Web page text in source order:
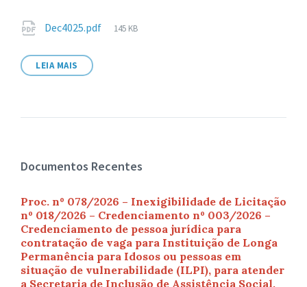
Anexos
Dec4025.pdf
Tamanho
145 KB
LEIA MAIS
Documentos Recentes
Proc. nº 078/2026 – Inexigibilidade de Licitação
nº 018/2026 – Credenciamento nº 003/2026 –
Credenciamento de pessoa jurídica para
contratação de vaga para Instituição de Longa
Permanência para Idosos ou pessoas em
situação de vulnerabilidade (ILPI), para atender
a Secretaria de Inclusão de Assistência Social,